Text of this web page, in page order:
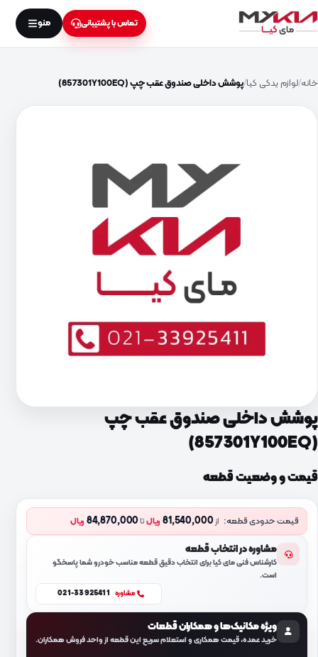
تماس با پشتیبانی منو
خانه لوازم یدکی کیا پوشش داخلی صندوق عقب چپ (857301Y100EQ)
پوشش داخلی صندوق عقب چپ
(857301Y100EQ)
قیمت و وضعیت قطعه
قیمت حدودی قطعه: از81,540,000 ریالتا84,870,000 ریال
مشاوره در انتخاب قطعه
کارشناس فنی مای کیا برای انتخاب دقیق قطعه مناسب خودرو شما پاسخگو
است.
مشاوره 021-33925411
ویژه مکانیک‌ها و همکاران قطعات
خرید عمده، قیمت همکاری و استعلام سریع این قطعه از واحد فروش همکاران.